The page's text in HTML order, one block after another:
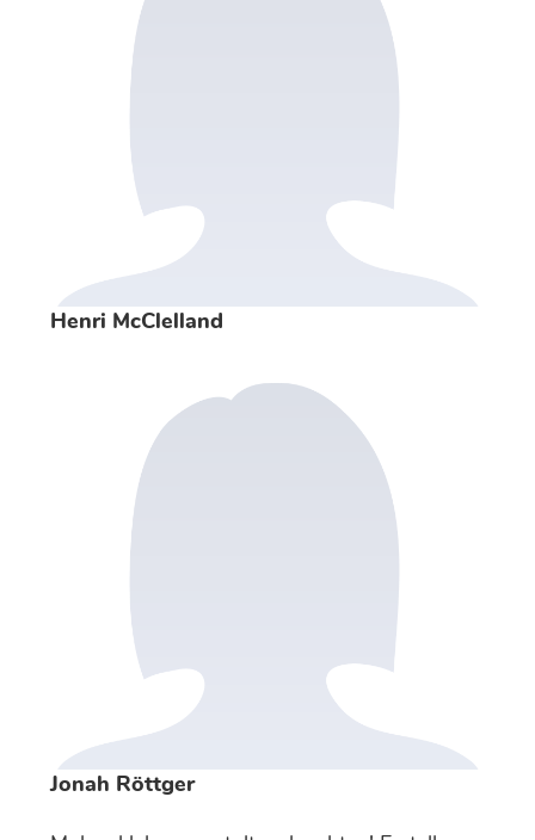
Henri McClelland
Jonah Röttger